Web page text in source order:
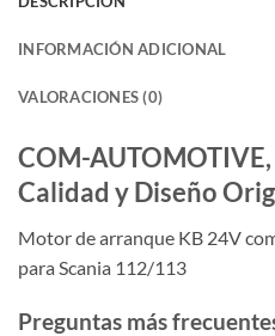
INFORMACIÓN ADICIONAL
VALORACIONES (0)
COM-
Calidad y Diseño
Motor de arranque KB 24V
para Scania 112/113
Preguntas más